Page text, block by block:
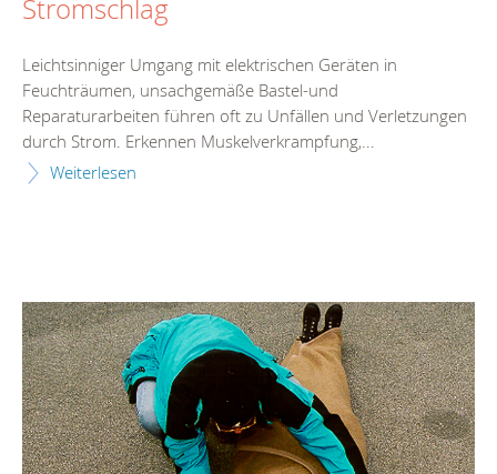
Stromschlag
Leichtsinniger Umgang mit elektrischen Geräten in
Feuchträumen, unsachgemäße Bastel-und
Reparaturarbeiten führen oft zu Unfällen und Verletzungen
durch Strom. Erkennen Muskelverkrampfung,...
Weiterlesen